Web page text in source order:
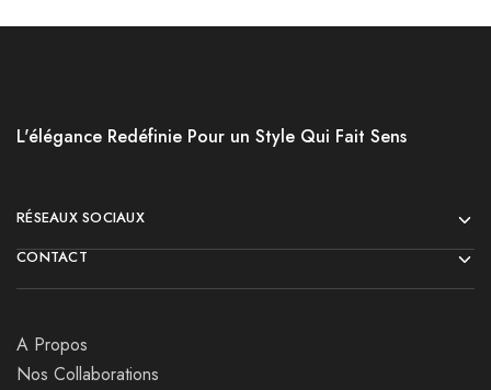
L'élégance Redéfinie Pour un Style Qui Fait Sens
RÉSEAUX SOCIAUX
CONTACT
A Propos
Nos Collaborations